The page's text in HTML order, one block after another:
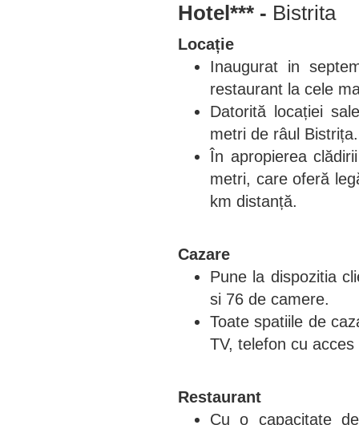
Hotel*** - Bistrita
Locație
Inaugurat in
restaurant la cele
Datorită locației
metri de râul Bistrița.
În apropierea
metri, care oferă
km distanță.
Cazare
Pune la dispozitia
si 76 de camere.
Toate spatiile de
TV, telefon cu
Restaurant
Cu o capacitate